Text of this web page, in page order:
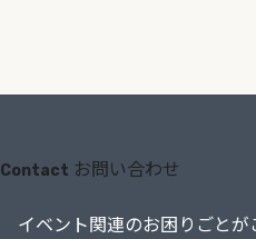
Contact お問い合わせ
イベント関連のお困りごとが